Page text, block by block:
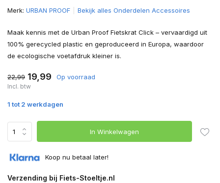
Merk: URBAN PROOF Bekijk alles Onderdelen Accessoires
Maak kennis met de Urban Proof Fietskrat Click – vervaardigd uit
100% gerecycled plastic en geproduceerd in Europa, waardoor
de ecologische voetafdruk kleiner is.
22,99 19,99 Op voorraad
Incl. btw
1 tot 2 werkdagen
In Winkelwagen
Koop nu betaal later!
Verzending bij Fiets-Stoeltje.nl